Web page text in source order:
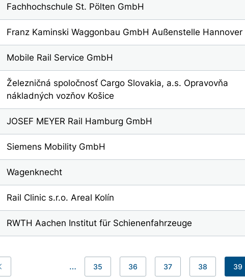
Fachhochschule St. Pölten GmbH
Franz Kaminski Waggonbau GmbH Außenstelle Hannover
Mobile Rail Service GmbH
Železničná spoločnosť Cargo Slovakia, a.s. Opravovňa
nákladných vozňov Košice
JOSEF MEYER Rail Hamburg GmbH
Siemens Mobility GmbH
Wagenknecht
Rail Clinic s.r.o. Areal Kolín
RWTH Aachen Institut für Schienenfahrzeuge
Previous
… 35 36 37 38 39